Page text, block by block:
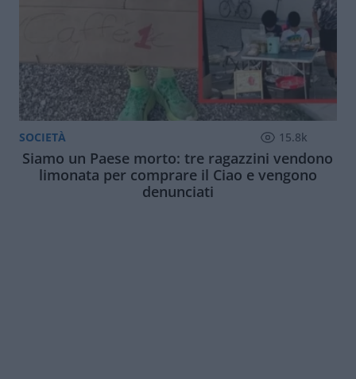
SOCIETÀ 15.8k
Siamo un Paese morto: tre ragazzini vendono
limonata per comprare il Ciao e vengono
denunciati